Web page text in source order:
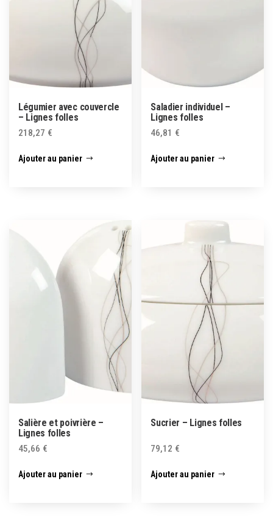
Légumier avec couvercle
– Lignes folles
218,27 €
Ajouter au panier
Saladier individuel –
Lignes folles
46,81 €
Ajouter au panier
Salière et poivrière –
Lignes folles
45,66 €
Ajouter au panier
Sucrier – Lignes folles
79,12 €
Ajouter au panier